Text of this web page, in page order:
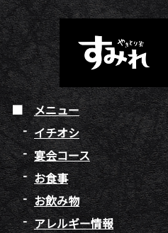
メニュー
イチオシ
宴会コース
お食事
お飲み物
アレルギー情報